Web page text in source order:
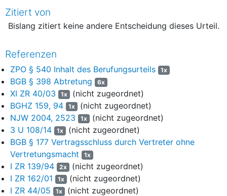
firmenansässigen Beklagten als Unterfrachtführer wegen des
Verlustes von Transportgut aus abgetretenem Recht nach den
2
Die Klägerin ist ein Versicherungsunternehmen, das
ausweislich der als Anlage K 12 vorgelegten Beteiligungsliste
der Speditions-Global-Police vom 19. Februar / 09. Mai 2018 mit
einem Anteil von 70 % führender Verkehrshaftpflichtversicherer
der D. Consulting GmbH und Co KG neben der R.Versicherung
AG mit 30 % ist. Als im Rahmen der
Spediteurhaftungsversicherung mitversicherte Unternehmen
gelten sämtliche zur D. Unternehmensgruppe gehörende
Unternehmen.
3
Die Firma K. GmbH mit Firmensitz in H. verkaufte unter dem
18. Juni 2020 „ex works“ an die Firma M.mbH aus Wien fünf
Chargen Gießwalzdraht 8 mm mit einem Gewicht pro Charge
Zitiert von
Bislang zitiert keine andere Entscheidung dieses Urteil.
Referenzen
ZPO § 540 Inhalt des Berufungsurteils 1x
BGB § 398 Abtretung 6x
XI ZR 40/03 1x (nicht zugeordnet)
BGHZ 159, 94
1x (nicht zugeordnet)
NJW 2004, 2523
1x (nicht zugeordnet)
3 U 108/14
1x (nicht zugeordnet)
BGB § 177 Vertragsschluss durch Vertreter ohne
Vertretungsmacht
1x
I ZR 139/94 2x (nicht zugeordnet)
I ZR 162/01
1x (nicht zugeordnet)
I ZR 44/05
1x (nicht zugeordnet)